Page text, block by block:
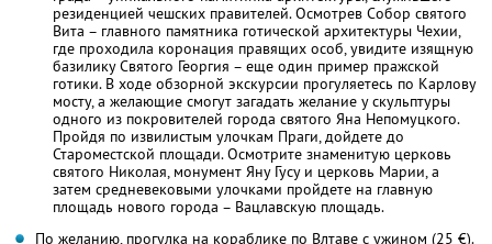
резиденцией чешских правителей. Осмотрев Собор святого
Вита – главного памятника готической архитектуры Чехии,
где проходила коронация правящих особ, увидите изящную
базилику Святого Георгия – еще один пример пражской
готики. В ходе обзорной экскурсии прогуляетесь по Карлову
мосту, а желающие смогут загадать желание у скульптуры
одного из покровителей города святого Яна Непомуцкого.
Пройдя по извилистым улочкам Праги, дойдете до
Староместской площади. Осмотрите знаменитую церковь
святого Николая, монумент Яну Гусу и церковь Марии, а
затем средневековыми улочками пройдете на главную
площадь нового города – Вацлавскую площадь.
По желанию, прогулка на кораблике по Влтаве с ужином (25 €).